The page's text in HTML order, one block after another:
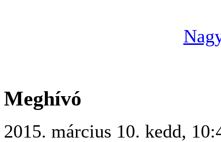
Meghívó
2015. március 10. kedd,